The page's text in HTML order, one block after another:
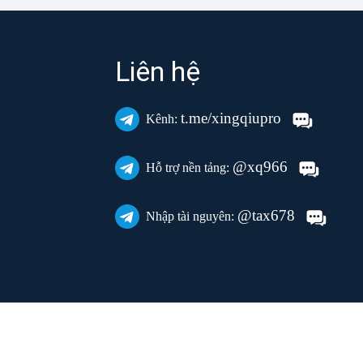
Liên hệ
Kênh: t.me/xingqiupro
Hỗ trợ nền tảng: @xq966
Nhập tài nguyên: @tax678